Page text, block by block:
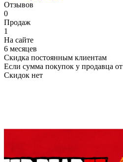
Отзывов
0
Продаж
1
На сайте
6 месяцев
Скидка постоянным клиентам
Если сумма покупок у продавца
Скидок нет